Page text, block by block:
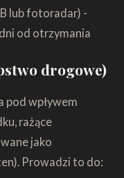
lub fotoradar) -
od otrzymania
drogowe)
pod wpływem
rażące
jako
Prowadzi to do: